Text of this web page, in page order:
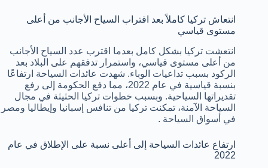
انتعاش تركيا كاملاً بعد اقتراب السياح الأجانب من أعلى
مستوى قياسي
انتعشت تركيا بشكل كامل بعدما اقترب عدد السياح الأجانب
من أعلى مستوى قياسي، واستمرار تدفقهم على البلاد بعد
الركود بسبب تداعيات الوباء. شهدت عائدات السياحة ارتفاعًا
بنسبة قياسية في عام 2022، مما دفع الحكومة إلى رفع
تقديراتها السياحية. وبسبب خطوات تركيا الحثيثة في مجال
السياحة الآمنة، تمكنت تركيا من تنافس إسبانيا وإيطاليا ومصر
في أسواق السياحة .
2022